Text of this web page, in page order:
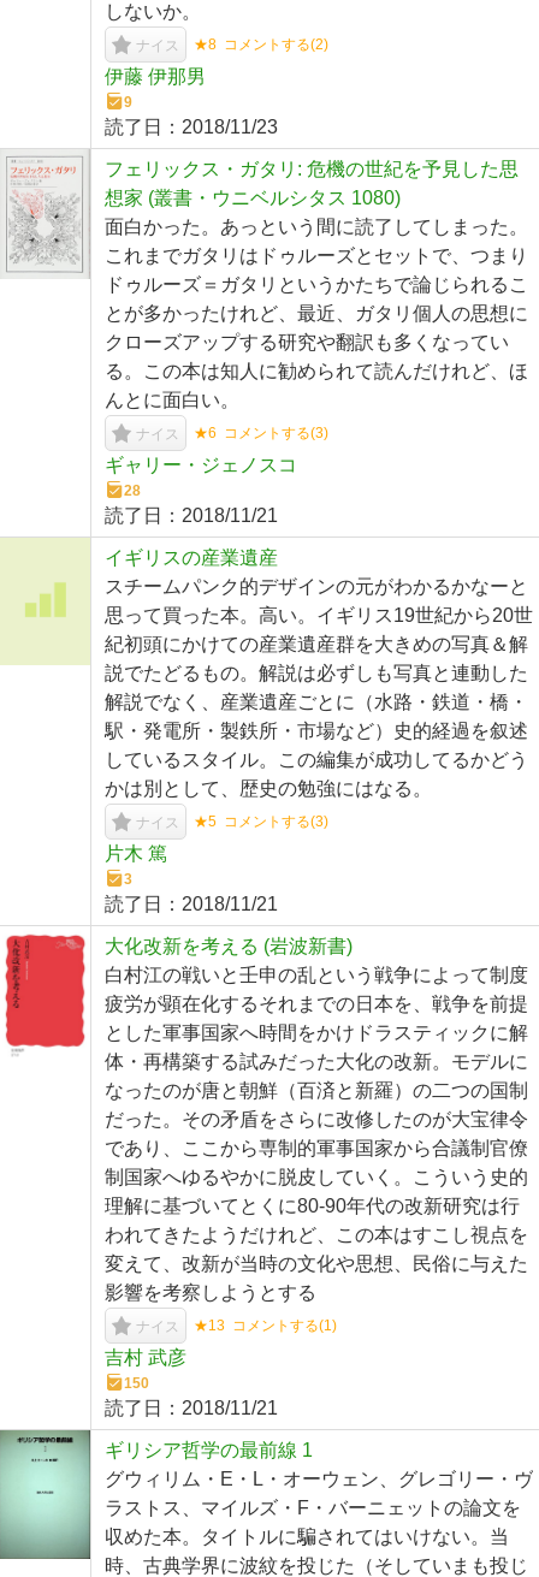
しないか。
ナイス ★8 コメントする(2)
伊藤 伊那男
9
読了日： 2018/11/23
フェリックス・ガタリ: 危機の世紀を予見した思
想家 (叢書・ウニベルシタス 1080)
面白かった。あっという間に読了してしまった。
これまでガタリはドゥルーズとセットで、つまり
ドゥルーズ＝ガタリというかたちで論じられるこ
とが多かったけれど、最近、ガタリ個人の思想に
クローズアップする研究や翻訳も多くなってい
る。この本は知人に勧められて読んだけれど、ほ
んとに面白い。
ナイス ★6 コメントする(3)
ギャリー・ジェノスコ
28
読了日： 2018/11/21
イギリスの産業遺産
スチームパンク的デザインの元がわかるかなーと
思って買った本。高い。イギリス19世紀から20世
紀初頭にかけての産業遺産群を大きめの写真＆解
説でたどるもの。解説は必ずしも写真と連動した
解説でなく、産業遺産ごとに（水路・鉄道・橋・
駅・発電所・製鉄所・市場など）史的経過を叙述
しているスタイル。この編集が成功してるかどう
かは別として、歴史の勉強にはなる。
ナイス ★5 コメントする(3)
片木 篤
3
読了日： 2018/11/21
大化改新を考える (岩波新書)
白村江の戦いと壬申の乱という戦争によって制度
疲労が顕在化するそれまでの日本を、戦争を前提
とした軍事国家へ時間をかけドラスティックに解
体・再構築する試みだった大化の改新。モデルに
なったのが唐と朝鮮（百済と新羅）の二つの国制
だった。その矛盾をさらに改修したのが大宝律令
であり、ここから専制的軍事国家から合議制官僚
制国家へゆるやかに脱皮していく。こういう史的
理解に基づいてとくに80-90年代の改新研究は行
われてきたようだけれど、この本はすこし視点を
変えて、改新が当時の文化や思想、民俗に与えた
影響を考察しようとする
ナイス ★13 コメントする(1)
吉村 武彦
150
読了日： 2018/11/21
ギリシア哲学の最前線 1
グウィリム・E・L・オーウェン、グレゴリー・ヴ
ラストス、マイルズ・F・バーニェットの論文を
収めた本。タイトルに騙されてはいけない。当
時、古典学界に波紋を投じた（そしていまも投じ